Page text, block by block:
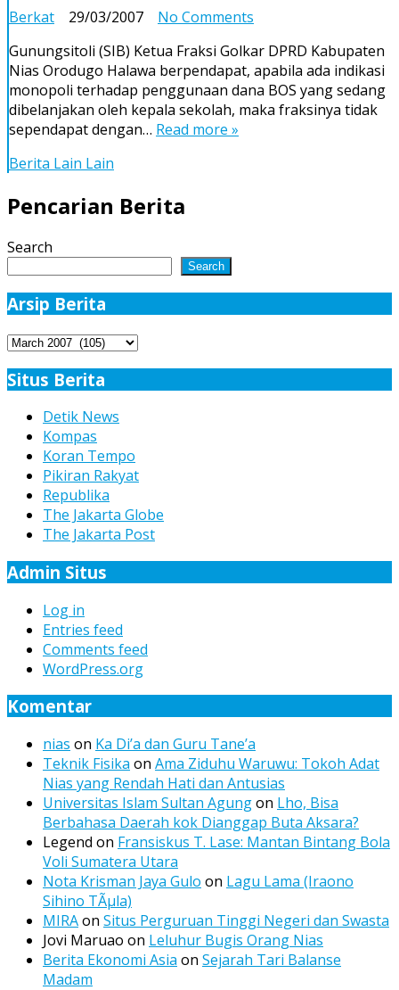
Berkat 29/03/2007 No Comments
Fraksi
Golkar
DPRD
Nias
Gunungsitoli (SIB) Ketua Fraksi Golkar DPRD Kabupaten
Nias Orodugo Halawa berpendapat, apabila ada indikasi
monopoli terhadap penggunaan dana BOS yang sedang
dibelanjakan oleh kepala sekolah, maka fraksinya tidak
sependapat dengan… Read more »
Berita Lain Lain
Pencarian Berita
Search
Search
Arsip Berita
Arsip
Situs Berita
Detik News
Kompas
Koran Tempo
Pikiran Rakyat
Republika
The Jakarta Globe
The Jakarta Post
Admin Situs
Log in
Entries feed
Comments feed
WordPress.org
Komentar
nias on Ka Di’a dan Guru Tane’a
Teknik Fisika on Ama Ziduhu Waruwu: Tokoh Adat
Nias yang Rendah Hati dan Antusias
Universitas Islam Sultan Agungon Lho, Bisa
Berbahasa Daerah kok Dianggap Buta Aksara?
Legend on Fransiskus T. Lase: Mantan Bintang Bola
Voli Sumatera Utara
Nota Krisman Jaya Gulo on Lagu Lama (Iraono
Sihino TÃµla)
MIRAon Situs Perguruan Tinggi Negeri dan Swasta
Jovi Maruao on Leluhur Bugis Orang Nias
Berita Ekonomi Asia on Sejarah Tari Balanse
Madam